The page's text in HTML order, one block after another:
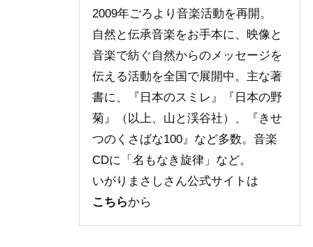
2009年ごろより音楽活動を再開。
自然と伝承音楽をお手本に、映像と
音楽で紡ぐ自然からのメッセージを
伝える活動を全国で展開中。主な著
書に、『日本のスミレ』『日本の野
菊』（以上、山と渓谷社）、『きせ
つのくさばな100』など多数。音楽
CDに「名もなき旋律」など。
いがりまさしさん公式サイトは
こちらから